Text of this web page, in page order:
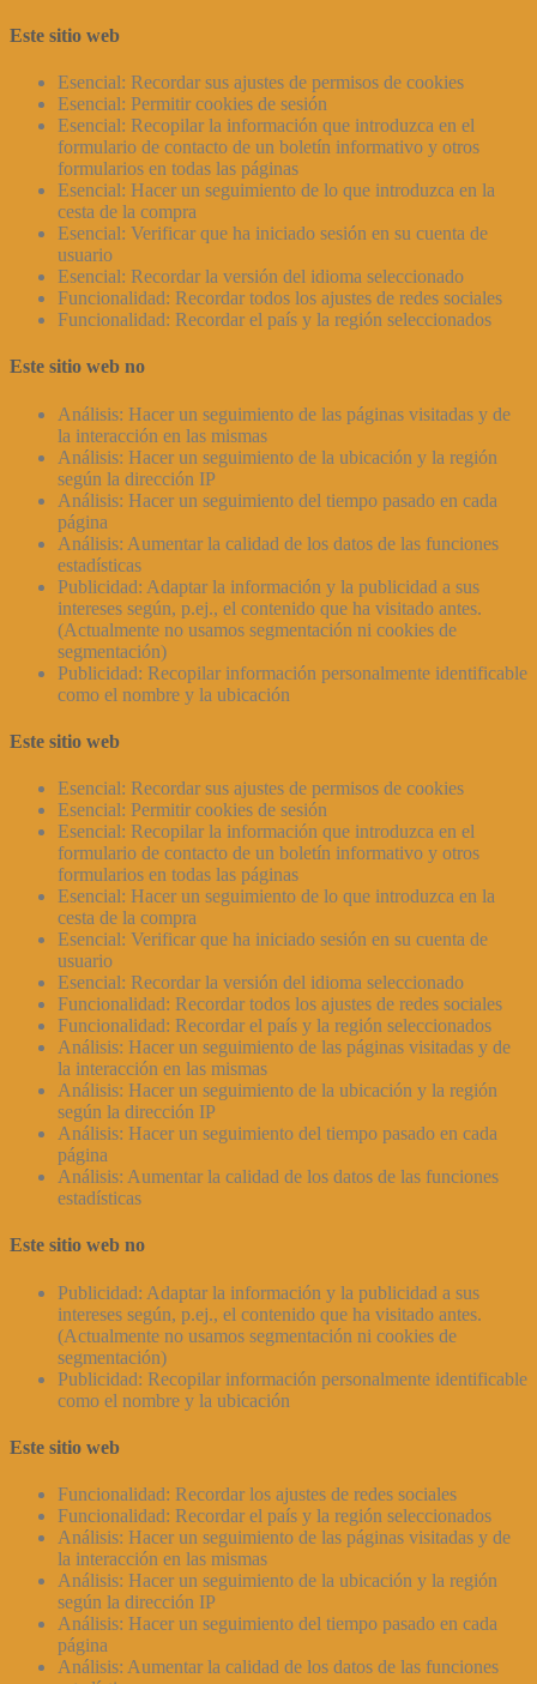
Este sitio web
Esencial: Recordar sus ajustes de permisos de cookies
Esencial: Permitir cookies de sesión
Esencial: Recopilar la información que introduzca en el
formulario de contacto de un boletín informativo y otros
formularios en todas las páginas
Esencial: Hacer un seguimiento de lo que introduzca en la
cesta de la compra
Esencial: Verificar que ha iniciado sesión en su cuenta de
usuario
Esencial: Recordar la versión del idioma seleccionado
Funcionalidad: Recordar todos los ajustes de redes sociales
Funcionalidad: Recordar el país y la región seleccionados
Este sitio web no
Análisis: Hacer un seguimiento de las páginas visitadas y de
la interacción en las mismas
Análisis: Hacer un seguimiento de la ubicación y la región
según la dirección IP
Análisis: Hacer un seguimiento del tiempo pasado en cada
página
Análisis: Aumentar la calidad de los datos de las funciones
estadísticas
Publicidad: Adaptar la información y la publicidad a sus
intereses según, p.ej., el contenido que ha visitado antes.
(Actualmente no usamos segmentación ni cookies de
segmentación)
Publicidad: Recopilar información personalmente identificable
como el nombre y la ubicación
Este sitio web
Esencial: Recordar sus ajustes de permisos de cookies
Esencial: Permitir cookies de sesión
Esencial: Recopilar la información que introduzca en el
formulario de contacto de un boletín informativo y otros
formularios en todas las páginas
Esencial: Hacer un seguimiento de lo que introduzca en la
cesta de la compra
Esencial: Verificar que ha iniciado sesión en su cuenta de
usuario
Esencial: Recordar la versión del idioma seleccionado
Funcionalidad: Recordar todos los ajustes de redes sociales
Funcionalidad: Recordar el país y la región seleccionados
Análisis: Hacer un seguimiento de las páginas visitadas y de
la interacción en las mismas
Análisis: Hacer un seguimiento de la ubicación y la región
según la dirección IP
Análisis: Hacer un seguimiento del tiempo pasado en cada
página
Análisis: Aumentar la calidad de los datos de las funciones
estadísticas
Este sitio web no
Publicidad: Adaptar la información y la publicidad a sus
intereses según, p.ej., el contenido que ha visitado antes.
(Actualmente no usamos segmentación ni cookies de
segmentación)
Publicidad: Recopilar información personalmente identificable
como el nombre y la ubicación
Este sitio web
Funcionalidad: Recordar los ajustes de redes sociales
Funcionalidad: Recordar el país y la región seleccionados
Análisis: Hacer un seguimiento de las páginas visitadas y de
la interacción en las mismas
Análisis: Hacer un seguimiento de la ubicación y la región
según la dirección IP
Análisis: Hacer un seguimiento del tiempo pasado en cada
página
Análisis: Aumentar la calidad de los datos de las funciones